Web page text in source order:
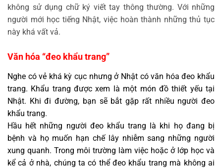
không sử dụng chữ ký viết tay thông thường. Với những
người mới học tiếng Nhật, việc hoàn thành những thủ tục
này khá vất vả.
Văn hóa “đeo khẩu trang”
Nghe có vẻ khá kỳ cục nhưng ở Nhật có văn hóa đeo khẩu
trang. Khẩu trang được xem là một món đồ thiết yếu tại
Nhật. Khi đi đường, bạn sẽ bắt gặp rất nhiều người đeo
khẩu trang.
Hầu hết những người đeo khẩu trang là khi họ đang bị
bệnh và họ muốn hạn chế lây nhiễm sang những người
xung quanh. Trong môi trường làm việc hoặc ở lớp học và
kể cả ở nhà, chúng ta có thể đeo khẩu trang mà không ai